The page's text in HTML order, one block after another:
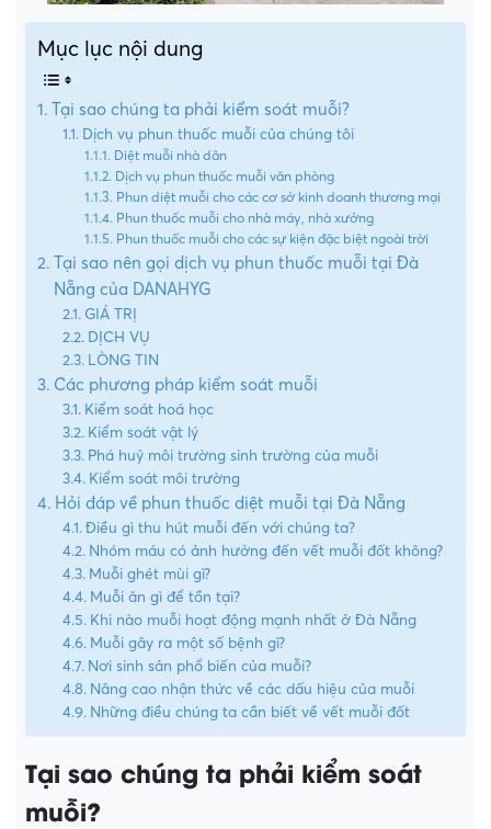
Mục lục nội dung
Tại sao chúng ta phải kiểm soát muỗi?
Dịch vụ phun thuốc muỗi của chúng tôi
Diệt muỗi nhà dân
Dịch vụ phun thuốc muỗi văn phòng
Phun diệt muỗi cho các cơ sở kinh doanh thương mại
Phun thuốc muỗi cho nhà máy, nhà xưởng
Phun thuốc muỗi cho các sự kiện đặc biệt ngoài trời
Tại sao nên gọi dịch vụ phun thuốc muỗi tại Đà
Nẵng của DANAHYG
GIÁ TRỊ
DỊCH VỤ
LÒNG TIN
Các phương pháp kiểm soát muỗi
Kiểm soát hoá học
Kiểm soát vật lý
Phá huỷ môi trường sinh trường của muỗi
Kiểm soát môi trường
Hỏi đáp về phun thuốc diệt muỗi tại Đà Nẵng
Điều gì thu hút muỗi đến với chúng ta?
Nhóm máu có ảnh hưởng đến vết muỗi đốt không?
Muỗi ghét mùi gì?
Muỗi ăn gì để tồn tại?
Khi nào muỗi hoạt động mạnh nhất ở Đà Nẵng
Muỗi gây ra một số bệnh gì?
Nơi sinh sản phổ biến của muỗi?
Nâng cao nhận thức về các dấu hiệu của muỗi
Những điều chúng ta cần biết về vết muỗi đốt
Tại sao chúng ta phải kiểm soát
muỗi?